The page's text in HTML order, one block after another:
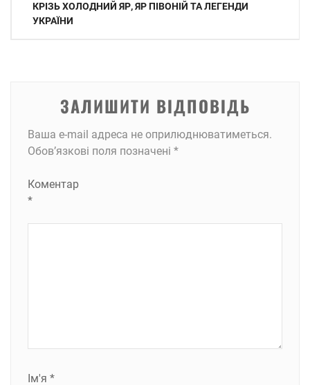
записів
КРІЗЬ ХОЛОДНИЙ ЯР, ЯР ПІВОНІЙ ТА ЛЕГЕНДИ
УКРАЇНИ
ЗАЛИШИТИ ВІДПОВІДЬ
Ваша e-mail адреса не оприлюднюватиметься.
Обов’язкові поля позначені *
Коментар
*
Ім'я *